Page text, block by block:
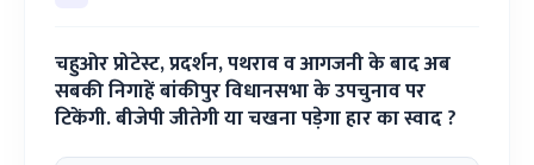
चहुओर प्रोटेस्ट, प्रदर्शन, पथराव व आगजनी के बाद अब
सबकी निगाहें बांकीपुर विधानसभा के उपचुनाव पर
टिकेंगी. बीजेपी जीतेगी या चखना पड़ेगा हार का स्वाद ?